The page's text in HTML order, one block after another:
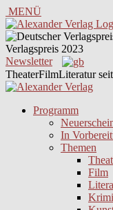
MENÜ
Newsletter
TheaterFilmLiteratur
Programm
In
Themen
Film
Krimi